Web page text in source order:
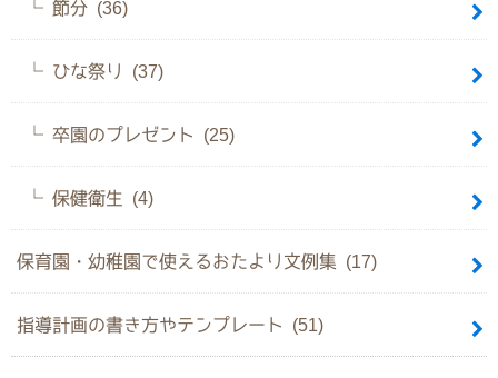
節分 (36)
ひな祭り (37)
卒園のプレゼント (25)
保健衛生 (4)
保育園・幼稚園で使えるおたより文例集 (17)
指導計画の書き方やテンプレート (51)